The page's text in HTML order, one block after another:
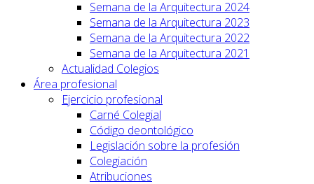
Semana de la Arquitectura 2024
Semana de la Arquitectura 2023
Semana de la Arquitectura 2022
Semana de la Arquitectura 2021
Actualidad Colegios
Área profesional
Ejercicio profesional
Carné Colegial
Código deontológico
Legislación sobre la profesión
Colegiación
Atribuciones